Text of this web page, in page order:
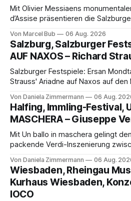
Mit Olivier Messiaens
d’Assise präsentieren die
eine bildgewaltige Inszenierung,
die komplexe Partitur eindrucksvoll,
Franziskus.
Von Marcel Bub 06 Aug. 2026
Salzburg, Salzburger
AUF NAXOS – Richard
Salzburger Festspiele: Ersan
Strauss' Ariadne auf Naxos auf
Aufführung mit starken Solisten
Philharmonikern, szenisch bleibt
hinter den Erwartungen zurück.
Von Daniela Zimmermann 06 Aug.
Halfing, Immling-Festival,
MASCHERA – Giuseppe
Mit Un ballo in maschera gelingt
packende Verdi-Inszenierung
psychologische Tiefe mit starken
einem spielfreudigen Ensemble
überzeugenden Gesamtleistung.
Von Daniela Zimmermann 06 Aug.
Wiesbaden, Rheingau
Kurhaus Wiesbaden,
IOCO